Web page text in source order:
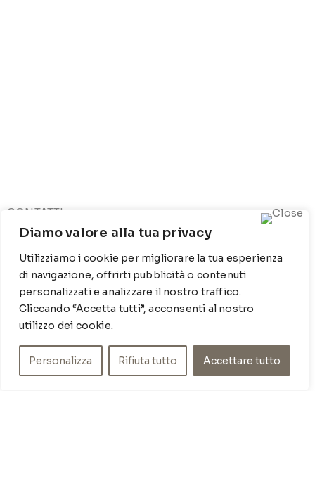
Diamo valore alla tua privacy
Utilizziamo i cookie per migliorare la tua esperienza
di navigazione, offrirti pubblicità o contenuti
personalizzati e analizzare il nostro traffico.
Cliccando “Accetta tutti”, acconsenti al nostro
utilizzo dei cookie.
Personalizza Rifiuta tutto Accettare tutto
CONTATTI
Contrada Locosantissimo 1316 - 70044 Polignano a
mare
: 080 917 78 89
WZ: 329 6510725
info@poishome.it
Chi siamo
Cookie Policy